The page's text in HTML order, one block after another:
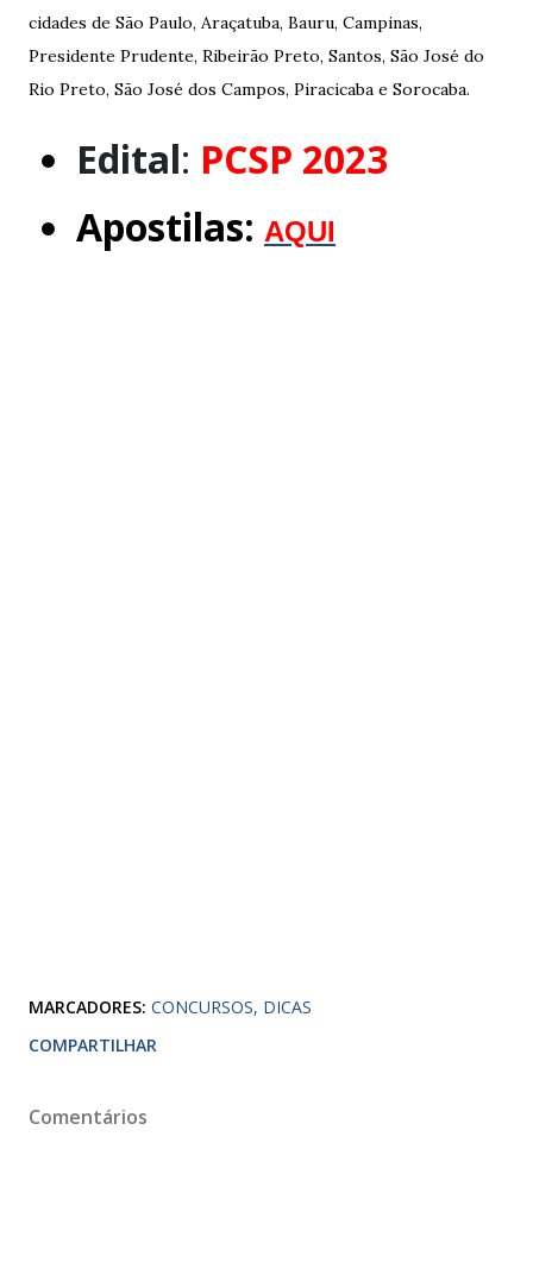
cidades de São Paulo, Araçatuba, Bauru, Campinas,
Presidente Prudente, Ribeirão Preto, Santos, São José do
Rio Preto, São José dos Campos, Piracicaba e Sorocaba.
Edital: PCSP 2023
Apostilas: AQUI
MARCADORES: CONCURSOS DICAS
COMPARTILHAR
Comentários